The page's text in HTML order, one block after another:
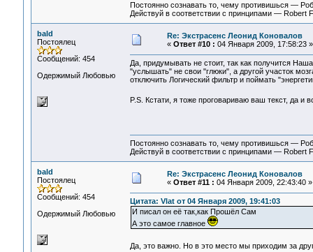
Постоянно сознавать то, чему противишься —
Действуй в соответствии с принципами — Robert
bald
Постоялец
Сообщений: 454
Одержимый Любовью
Re: Экстрасенс Леонид Коновалов
« Ответ #10 : 04 Января 2009, 17:58:23 »
Да, придумывать не стоит, так как получится
"услышать" не свои "глюки", а другой участок
отключить Логический фильтр и поймать
P.S. Кстати, я тоже проговариваю ваш текст, да и
Постоянно сознавать то, чему противишься —
Действуй в соответствии с принципами — Robert
bald
Постоялец
Сообщений: 454
Одержимый Любовью
Re: Экстрасенс Леонид Коновалов
« Ответ #11 : 04 Января 2009, 22:43:40 »
Цитата: Vlat от 04 Января 2009, 19:41:03
И писал он её так,как Прошёл Сам
А это самое главное
Да, это важно. Но в это место мы приходим за